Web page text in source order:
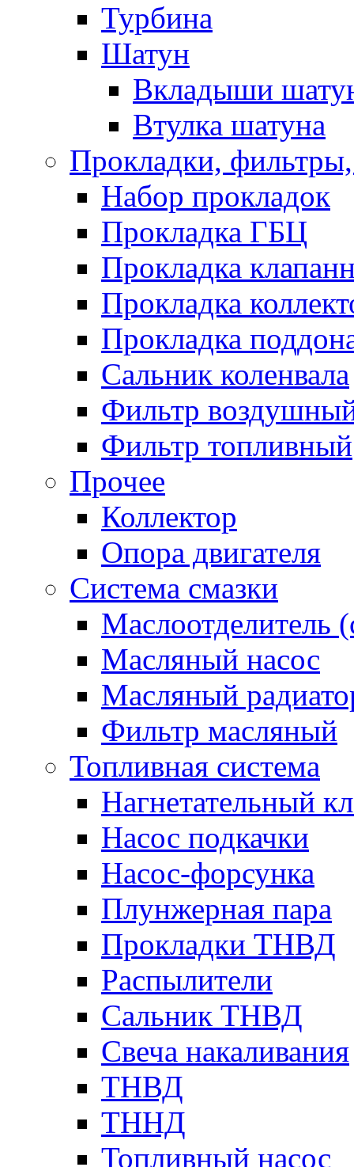
Турбина
Шатун
Вкладыши
Втулка шатуна
Прокладки,
Набор прокладок
Прокладка ГБЦ
Прокладка
Прокладка
Прокладка
Сальник коленвала
Фильтр
Фильтр топливный
Прочее
Коллектор
Опора двигателя
Система смазки
Маслоотделитель
Масляный насос
Масляный
Фильтр масляный
Топливная система
Нагнетательный
Насос подкачки
Насос-форсунка
Плунжерная пара
Прокладки ТНВД
Распылители
Сальник ТНВД
Свеча накаливания
ТНВД
ТННД
Топливный насос